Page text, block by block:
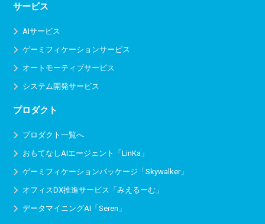
サービス
AIサービス
ゲーミフィケーションサービス
オートモーティブサービス
システム開発サービス
プロダクト
プロダクト一覧へ
おもてなしAIエージェント「LinKa」
ゲーミフィケーションパッケージ「Skywalker」
オフィスDX推進サービス 「みえるーむ」
データマイニングAI「Seren」